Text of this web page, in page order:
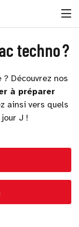
techno ?
Découvrez nos
à préparer
ainsi vers quels
J !